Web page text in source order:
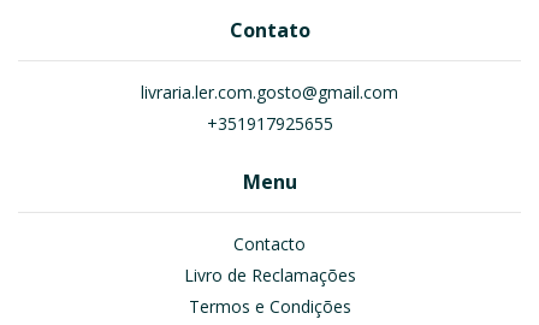
Contato
livraria.ler.com.gosto@gmail.com
+351917925655
Menu
Contacto
Livro de Reclamações
Termos e Condições